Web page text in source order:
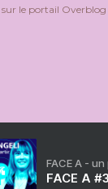
sur le portail Overblog
FACE A -
FACE A